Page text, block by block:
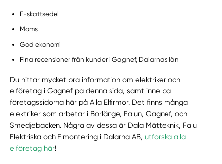
F-skattsedel
Moms
God ekonomi
Fina recensioner från kunder i Gagnef, Dalarnas län
Du hittar mycket bra information om elektriker och
elföretag i Gagnef på denna sida, samt inne på
företagssidorna här på Alla Elfirmor. Det finns många
elektriker som arbetar i Borlänge, Falun, Gagnef, och
Smedjebacken. Några av dessa är Dala Mätteknik, Falu
Elektriska och Elmontering i Dalarna AB,utforska alla
elföretag här!